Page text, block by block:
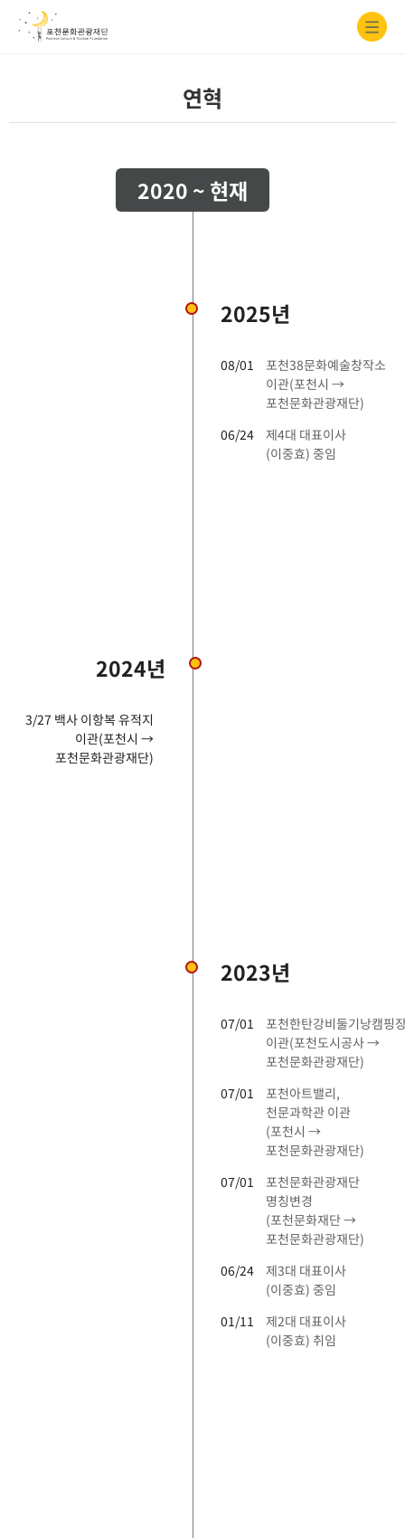
연혁
2020 ~ 현재
2025년
08/01
포천38문화예술창작소
이관(포천시 →
포천문화관광재단)
06/24
제4대 대표이사
(이중효) 중임
2024년
3/27 백사 이항복 유적지
이관(포천시 →
포천문화관광재단)
2023년
07/01
포천한탄강비둘기낭캠핑
이관(포천도시공사 →
포천문화관광재단)
07/01
포천아트밸리,
천문과학관 이관
(포천시 →
포천문화관광재단)
07/01
포천문화관광재단
명칭변경
(포천문화재단 →
포천문화관광재단)
06/24
제3대 대표이사
(이중효) 중임
01/11
제2대 대표이사
(이중효) 취임